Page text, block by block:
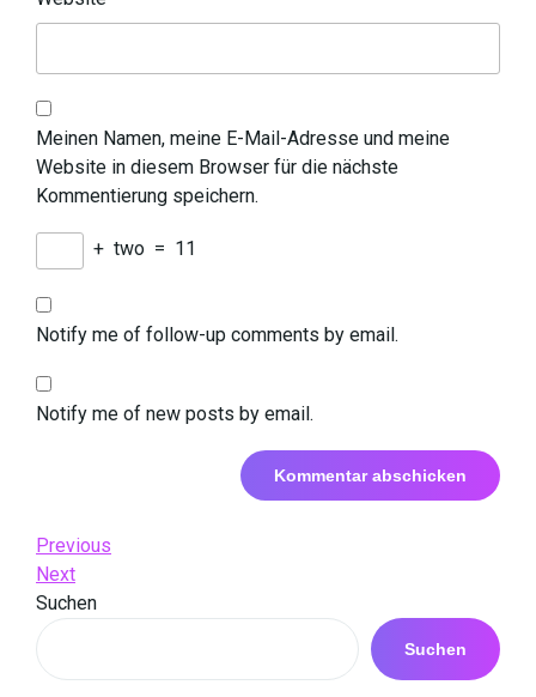
Meinen Namen, meine E-Mail-Adresse und meine
Website in diesem Browser für die nächste
Kommentierung speichern.
+ two = 11
Notify me of follow-up comments by email.
Notify me of new posts by email.
Beitrags-
Navigation
Previous
Post
Previous
Next
Post
Next
Suchen
Suchen